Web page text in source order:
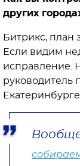
других
Битрикс, план
Если видим
исправление.
руководитель